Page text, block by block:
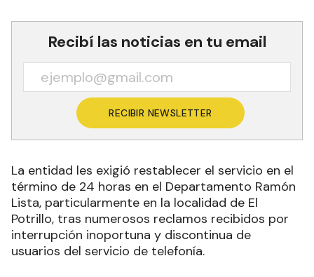
Recibí las noticias en tu email
RECIBIR NEWSLETTER
La entidad les exigió restablecer el servicio en el
término de 24 horas en el Departamento Ramón
Lista, particularmente en la localidad de El
Potrillo, tras numerosos reclamos recibidos por
interrupción inoportuna y discontinua de
usuarios del servicio de telefonía.